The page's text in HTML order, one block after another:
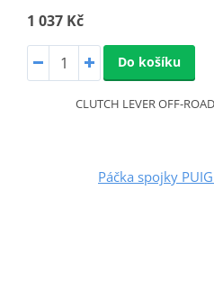
1 037 Kč
Do košíku
CLUTCH LEVER OFF-
Páčka spojky